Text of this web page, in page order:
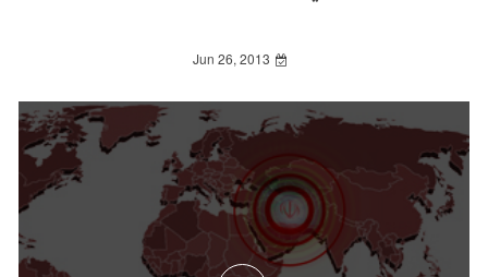
Jun 26, 2013